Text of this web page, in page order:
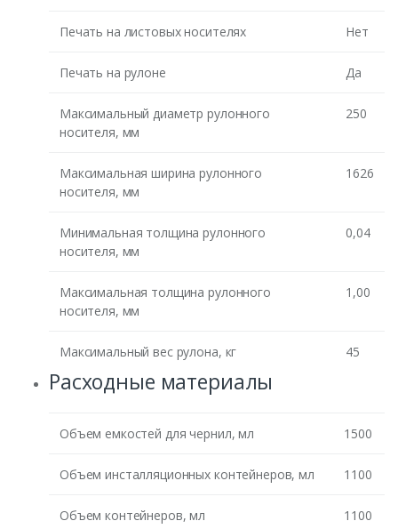
Печать на листовых носителях Нет
Печать на рулоне Да
Максимальный диаметр рулонного
носителя, мм
250
Максимальная ширина рулонного
носителя, мм
1626
Минимальная толщина рулонного
носителя, мм
0,04
Максимальная толщина рулонного
носителя, мм
1,00
Максимальный вес рулона, кг 45
Расходные материалы
Объем емкостей для чернил, мл 1500
Объем инсталляционных контейнеров, мл 1100
Объем контейнеров, мл 1100